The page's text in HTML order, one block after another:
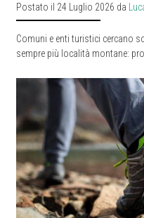
Postato il 24 Luglio 2026 da
Comuni e enti turistici cercano
sempre più località montane: